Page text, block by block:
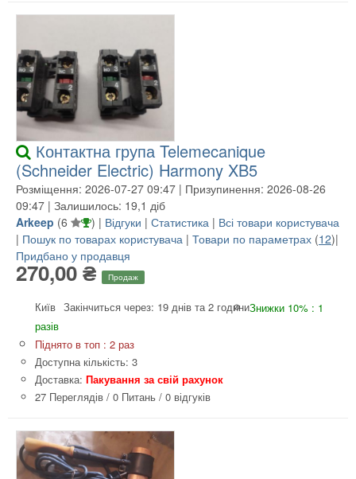
Контактна група Telemecanique
(Schneider Electric) Harmony XB5
Розміщення: 2026-07-27 09:47 | Призупинення: 2026-08-26
09:47 | Залишилось: 19,1 діб
Arkeep (6 ) | Відгуки | Статистика | Всі товари користувача
| Пошук по товарах користувача | Товари по параметрах (12)|
Придбано у продавця
270,00 ₴ Продаж
Київ Закінчиться через: 19 днів та 2 годиниЗнижки 10% : 1
разів
Піднято в топ : 2 раз
Доступна кількість: 3
Доставка: Пакування за свій рахунок
27 Переглядів / 0 Питань / 0 відгуків